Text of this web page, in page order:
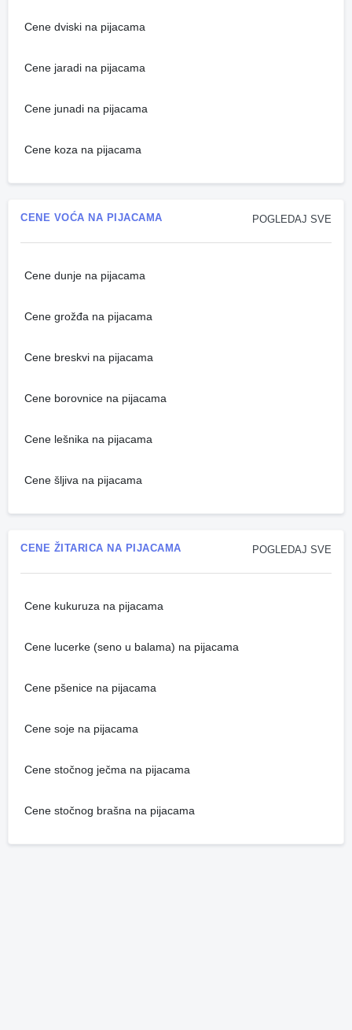
Cene dviski na pijacama
Cene jaradi na pijacama
Cene junadi na pijacama
Cene koza na pijacama
POGLEDAJ SVE
CENE VOĆA NA PIJACAMA
Cene dunje na pijacama
Cene grožđa na pijacama
Cene breskvi na pijacama
Cene borovnice na pijacama
Cene lešnika na pijacama
Cene šljiva na pijacama
POGLEDAJ SVE
CENE ŽITARICA NA PIJACAMA
Cene kukuruza na pijacama
Cene lucerke (seno u balama) na pijacama
Cene pšenice na pijacama
Cene soje na pijacama
Cene stočnog ječma na pijacama
Cene stočnog brašna na pijacama